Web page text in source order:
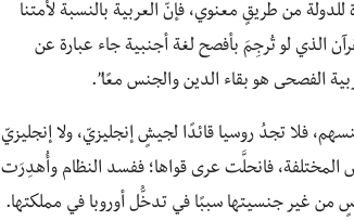
من طريقٍ معنوي، فإنّ العربية بالنسبة لأمتنا
الذي لو تُرجِمَ بأفصح لغة أجنبية جاء عبارة عن
الفصحى هو بقاء الدين والجنس معًا”.
فلا تجدُ روسيا قائدًا لجيشٍ إنجليزيّ، ولا إنجليزيّ
المختلفة، فانحلَّت عرى قواها؛ ففسد النظام وأُهدِرَت
من غير جنسيتها سببًا في تدخُّل أوروبا في مملكتها.